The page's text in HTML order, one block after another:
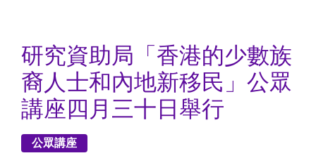
研究資助局「香港的少數族
裔人士和內地新移民」公眾
講座四月三十日舉行
公眾講座